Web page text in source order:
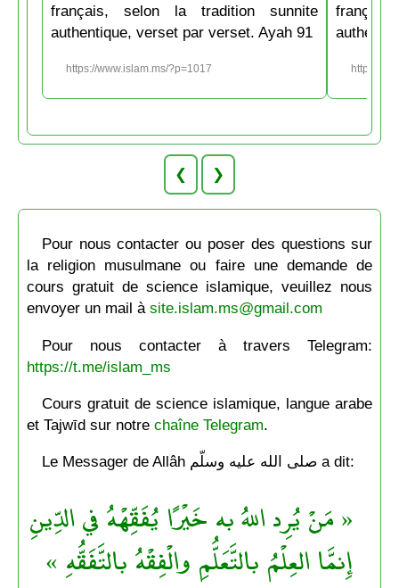
français, selon la tradition sunnite
authentique, verset par verset. Ayah 91
https://www.islam.ms/?p=1017 https://
❮ ❯
Pour nous contacter ou poser des questions sur
la religion musulmane ou faire une demande de
cours gratuit de science islamique, veuillez nous
envoyer un mail à site.islam.ms@gmail.com
Pour nous contacter à travers Telegram:
https://t.me/islam_ms
Cours gratuit de science islamique, langue arabe
et Tajwīd sur notre chaîne Telegram.
Le Messager de Allâh صلى الله عليه وسلّم a dit:
« مَنْ يُرِد اللهُ به خَيْرًا يُفَقِّهْهُ في الدِّينِ
إِنمَّا العِلْمُ بالتَّعَلُّمِ والْفِقْهُ بالتَّفَقُّهِ »